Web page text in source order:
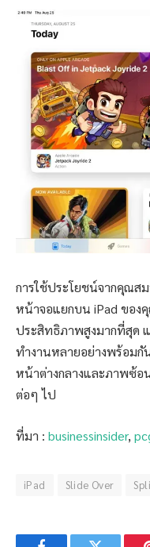
การใช้ประโยชน์จากคุณส
หน้าจอแยกบน iPad ของ
ประสิทธิภาพสูงมากที่สุด
ทำงานหลายอย่างพร้อม
หน้าต่างกลางและภาพซ้อ
ต่อๆ ไป
ที่มา : businessinsider,
iPad Slide Over